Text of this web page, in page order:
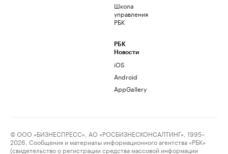
Школа
управления
РБК
РБК
Новости
iOS
Android
AppGallery
© ООО «БИЗНЕСПРЕСС», АО «РОСБИЗНЕСКОНСАЛТИНГ», 1995–
2026. Сообщения и материалы информационного агентства «РБК»
(свидетельство о регистрации средства массовой информации